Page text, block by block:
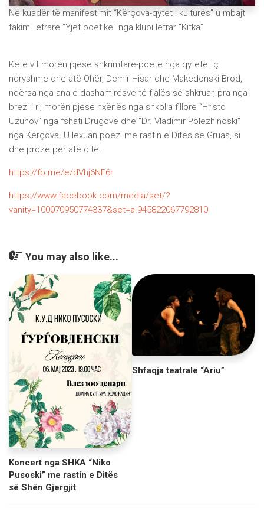
Në kuadër të manifestimit “Kërçova-qytet i kulturës” u mbajt
takimi letrarë “Yjet poetike” nga klubi letrar “Kitka”
Këtë vit morën pjesë shkrimtarë-poetë nga qytete tç
ndryshme dhe atë Ohër, Demir Hisar dhe Makedonski Brod,
ndërsa nga ana e dashamirësve të fjalës së shkruar, pra nga
brezi i ri, morën pjesë nxënës nga shkolla ​​fillore “Hristo
Uzunov” nga fshati Drugovë dhe “Dr. Vladimir Polezhinoski”
nga Kërçova. U lexuan poezi me rastin e Ditës së Gruas, si
dhe prozë për atë ditë.
https://fb.me/e/dVhj6NF6r
https://www.facebook.com/media/set/?
vanity=100070950774337&set=a.945822067792810
You may also like...
Koncert nga SHKA “Niko
Pusoski” me rastin e Ditës
së Shën Gjergjit
Shfaqja teatrale “Ariu”